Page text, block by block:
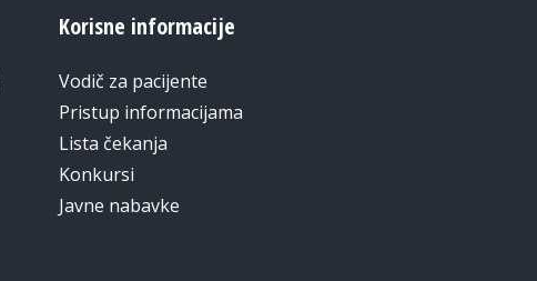
Korisne informacije
Vodič za pacijente
Pristup informacijama
Lista čekanja
Konkursi
Javne nabavke